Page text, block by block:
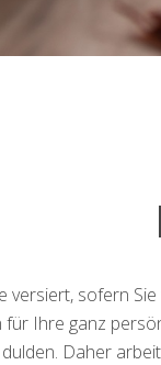
versiert, sofern
Ihre ganz
Daher